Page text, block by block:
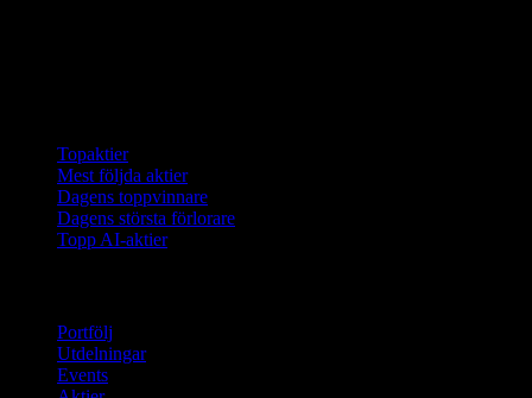
Topaktier
Mest följda aktier
Dagens toppvinnare
Dagens största förlorare
Topp AI-aktier
Portfölj
Utdelningar
Events